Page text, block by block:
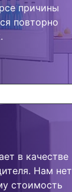
причины
повторно
в качестве
Нам нет
стоимость